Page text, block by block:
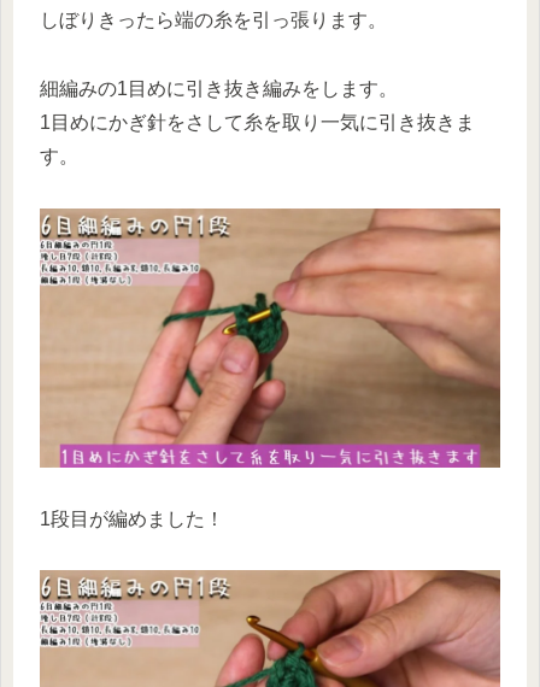
しぼりきったら端の糸を引っ張ります。
細編みの1目めに引き抜き編みをします。
1目めにかぎ針をさして糸を取り一気に引き抜きま
す。
1段目が編めました！